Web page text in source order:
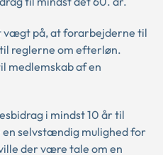
vægt på, at forarbejderne til
reglerne om efterløn.
medlemskab af en
i mindst 10 år til
selvstændig mulighed for
der være tale om en